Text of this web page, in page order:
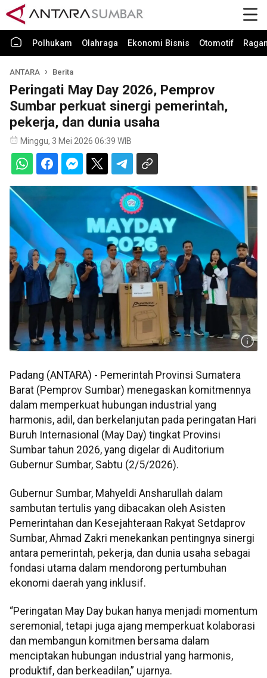
Polhukam Olahraga Ekonomi Bisnis Otomotif
ANTARA Berita
Peringati May Day 2026, Pemprov
Sumbar perkuat sinergi pemerintah,
pekerja, dan dunia usaha
Minggu, 3 Mei 2026 06:39 WIB
Padang (ANTARA) - Pemerintah Provinsi Sumatera
Barat (Pemprov Sumbar) menegaskan komitmennya
dalam memperkuat hubungan industrial yang
harmonis, adil, dan berkelanjutan pada peringatan Hari
Buruh Internasional (May Day) tingkat Provinsi
Sumbar tahun 2026, yang digelar di Auditorium
Gubernur Sumbar, Sabtu (2/5/2026).
Gubernur Sumbar, Mahyeldi Ansharullah dalam
sambutan tertulis yang dibacakan oleh Asisten
Pemerintahan dan Kesejahteraan Rakyat Setdaprov
Sumbar, Ahmad Zakri menekankan pentingnya sinergi
antara pemerintah, pekerja, dan dunia usaha sebagai
fondasi utama dalam mendorong pertumbuhan
ekonomi daerah yang inklusif.
“Peringatan May Day bukan hanya menjadi momentum
seremonial, tetapi juga ajang memperkuat kolaborasi
dan membangun komitmen bersama dalam
menciptakan hubungan industrial yang harmonis,
produktif, dan berkeadilan,” ujarnya.